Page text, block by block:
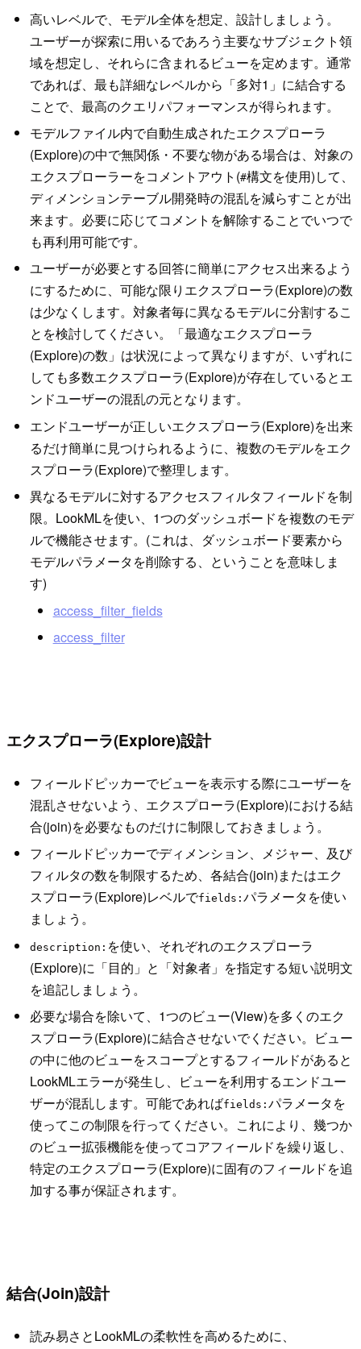
高いレベルで、モデル全体を想定、設計しましょう。
ユーザーが探索に用いるであろう主要なサブジェクト領
域を想定し、それらに含まれるビューを定めます。通常
であれば、最も詳細なレベルから「多対1」に結合する
ことで、最高のクエリパフォーマンスが得られます。
モデルファイル内で自動生成されたエクスプローラ
(Explore)の中で無関係・不要な物がある場合は、対象の
エクスプローラーをコメントアウト(#構文を使用)して、
ディメンションテーブル開発時の混乱を減らすことが出
来ます。必要に応じてコメントを解除することでいつで
も再利用可能です。
ユーザーが必要とする回答に簡単にアクセス出来るよう
にするために、可能な限りエクスプローラ(Explore)の数
は少なくします。対象者毎に異なるモデルに分割するこ
とを検討してください。「最適なエクスプローラ
(Explore)の数」は状況によって異なりますが、いずれに
しても多数エクスプローラ(Explore)が存在しているとエ
ンドユーザーの混乱の元となります。
エンドユーザーが正しいエクスプローラ(Explore)を出来
るだけ簡単に見つけられるように、複数のモデルをエク
スプローラ(Explore)で整理します。
異なるモデルに対するアクセスフィルタフィールドを制
限。LookMLを使い、1つのダッシュボードを複数のモデ
ルで機能させます。(これは、ダッシュボード要素から
モデルパラメータを削除する、ということを意味しま
す)
access_filter_fields
access_filter
エクスプローラ(Explore)設計
フィールドピッカーでビューを表示する際にユーザーを
混乱させないよう、エクスプローラ(Explore)における結
合(join)を必要なものだけに制限しておきましょう。
フィールドピッカーでディメンション、メジャー、及び
フィルタの数を制限するため、各結合(join)またはエク
スプローラ(Explore)レベルでfields: パラメータを使い
ましょう。
description: を使い、それぞれのエクスプローラ
(Explore)に「目的」と「対象者」を指定する短い説明文
を追記しましょう。
必要な場合を除いて、1つのビュー(View)を多くのエク
スプローラ(Explore)に結合させないでください。ビュー
の中に他のビューをスコープとするフィールドがあると
LookMLエラーが発生し、ビューを利用するエンドユー
ザーが混乱します。可能であればfields: パラメータを
使ってこの制限を行ってください。これにより、幾つか
のビュー拡張機能を使ってコアフィールドを繰り返し、
特定のエクスプローラ(Explore)に固有のフィールドを追
加する事が保証されます。
結合(Join)設計
読み易さとLookMLの柔軟性を高めるために、